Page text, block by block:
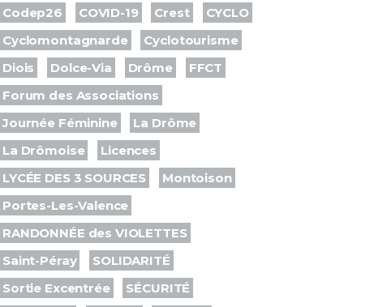
Codep26
COVID-19 Crest
CYCLO
Cyclomontagnarde
Cyclotourisme
Diois
Dolce-Via Drôme
FFCT
Forum des Associations
Journée Féminine
La Drôme
La Drômoise
Licences
LYCÉE DES 3 SOURCES
Montoison
Portes-Les-Valence
RANDONNÉE des VIOLETTES
Saint-Péray
SOLIDARITÉ
Sortie Excentrée
SÉCURITÉ